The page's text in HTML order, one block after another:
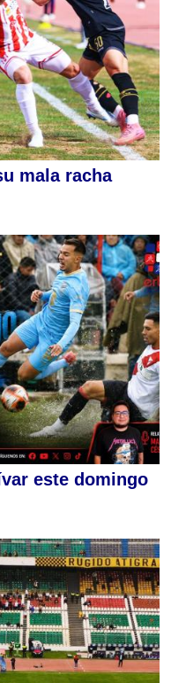
mala racha
este domingo